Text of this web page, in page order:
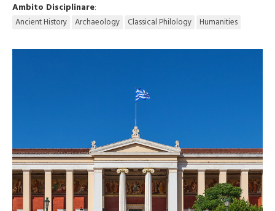
Ambito Disciplinare:
Ancient History Archaeology Classical Philology Humanities